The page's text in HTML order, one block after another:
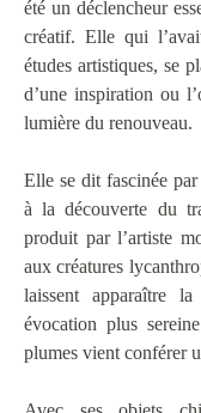
été un déclencheur
créatif. Elle qui
études artistiques, se
d’une inspiration ou
lumière du renouveau.
Elle se dit fascinée
à la découverte du
produit par l’artiste
aux créatures
laissent apparaître
évocation plus
plumes vient conférer